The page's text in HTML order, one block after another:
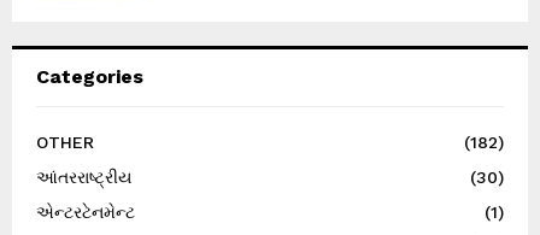
Categories
OTHER
(182)
આંતરરાષ્ટ્રીય
(30)
એન્ટરટેનમેન્ટ
(1)